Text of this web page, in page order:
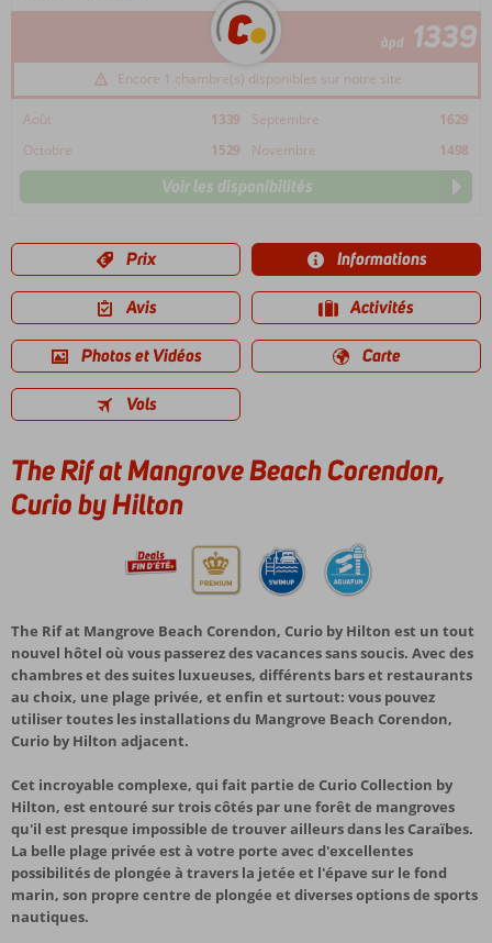
àpd 1339
Encore 1 chambre(s) disponibles sur notre site
Août 1339 Septembre
1629
Octobre
1529 Novembre 1498
Voir les disponibilités
Prix Informations
Avis Activités
Photos et Vidéos Carte
Vols
The Rif at Mangrove Beach Corendon,
Curio by Hilton
The Rif at Mangrove Beach Corendon, Curio by Hilton est un tout
nouvel hôtel où vous passerez des vacances sans soucis. Avec des
chambres et des suites luxueuses, différents bars et restaurants
au choix, une plage privée, et enfin et surtout: vous pouvez
utiliser toutes les installations du Mangrove Beach Corendon,
Curio by Hilton adjacent.
Cet incroyable complexe, qui fait partie de Curio Collection by
Hilton, est entouré sur trois côtés par une forêt de mangroves
qu'il est presque impossible de trouver ailleurs dans les Caraïbes.
La belle plage privée est à votre porte avec d'excellentes
possibilités de plongée à travers la jetée et l'épave sur le fond
marin, son propre centre de plongée et diverses options de sports
nautiques.